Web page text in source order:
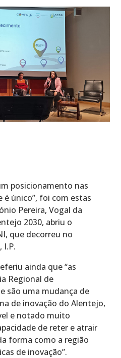
posicionamento nas
é único”, foi com estas
Pereira, Vogal da
2030, abriu o
que decorreu no
I.P.
ainda que “as
Regional de
são uma mudança de
de inovação do Alentejo,
e notado muito
de reter e atrair
forma como a região
de inovação”.